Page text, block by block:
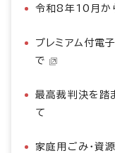
令和8年10月か
プレミアム付電
で
最高裁判決を踏
て
家庭用ごみ・資